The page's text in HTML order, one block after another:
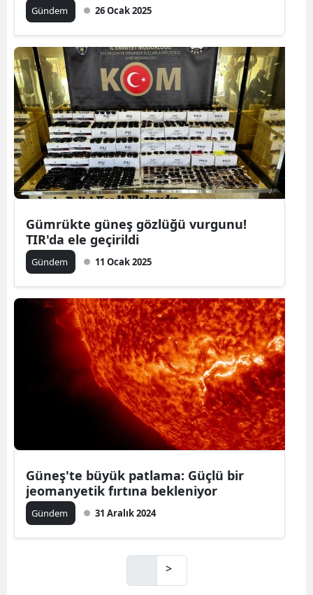
Gündem 26 Ocak 2025
Gümrükte güneş gözlüğü vurgunu!
TIR'da ele geçirildi
Gündem 11 Ocak 2025
Güneş'te büyük patlama: Güçlü bir
jeomanyetik fırtına bekleniyor
Gündem 31 Aralık 2024
>